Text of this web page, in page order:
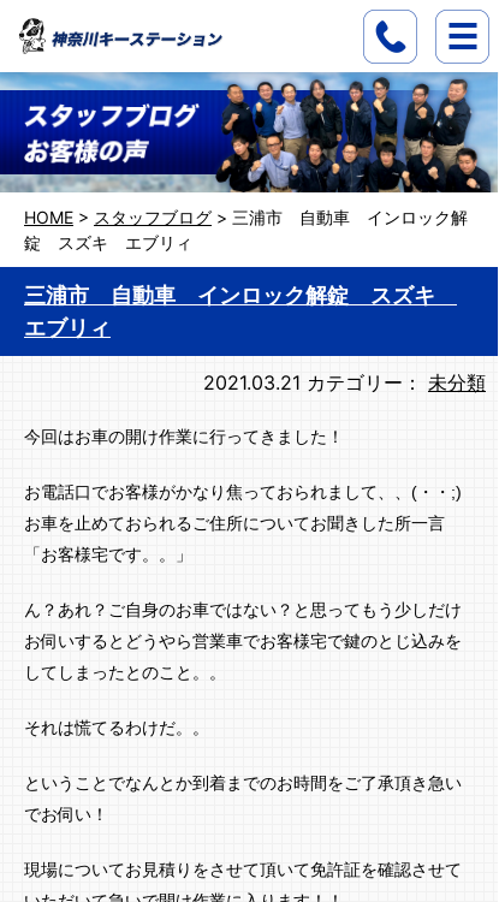
HOME > スタッフブログ > 三浦市 自動車 インロック解
錠 スズキ エブリィ
三浦市 自動車 インロック解錠 スズキ
エブリィ
2021.03.21 カテゴリー： 未分類
今回はお車の開け作業に行ってきました！
お電話口でお客様がかなり焦っておられまして、、(・・;)
お車を止めておられるご住所についてお聞きした所一言
「お客様宅です。。」
ん？あれ？ご自身のお車ではない？と思ってもう少しだけ
お伺いするとどうやら営業車でお客様宅で鍵のとじ込みを
してしまったとのこと。。
それは慌てるわけだ。。
ということでなんとか到着までのお時間をご了承頂き急い
でお伺い！
現場についてお見積りをさせて頂いて免許証を確認させて